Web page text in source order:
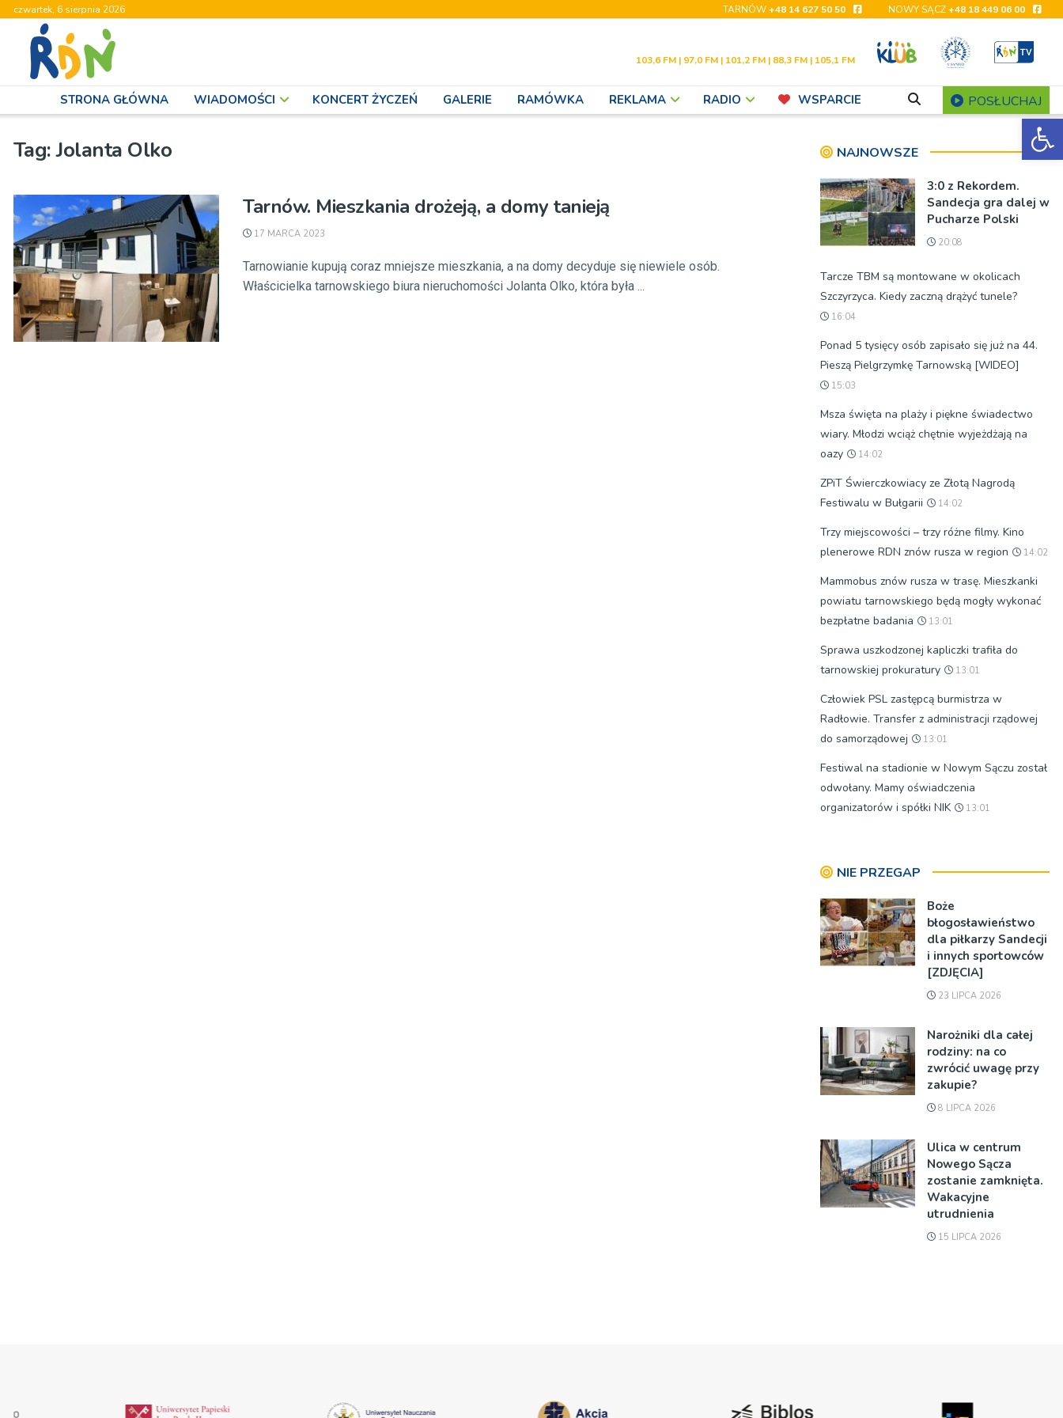
czwartek, 6 sierpnia 2026 TARNÓW+48 14 627 50 50 NOWY SĄCZ+48 18 449 06 00
103,6 FM | 97,0 FM | 101,2 FM | 88,3 FM | 105,1 FM
STRONA GŁÓWNA WIADOMOŚCI KONCERT ŻYCZEŃ GALERIE RAMÓWKA REKLAMA RADIO WSPARCIE POSŁUCHAJ
Tag:Jolanta Olko
Tarnów. Mieszkania drożeją, a domy tanieją
17 MARCA 2023
Tarnowianie kupują coraz mniejsze mieszkania, a na domy decyduje się niewiele osób.
Właścicielka tarnowskiego biura nieruchomości Jolanta Olko, która była ...
NAJNOWSZE
3:0 z Rekordem.
Sandecja gra dalej w
Pucharze Polski
20:08
Tarcze TBM są montowane w okolicach
Szczyrzyca. Kiedy zaczną drążyć tunele?
16:04
Ponad 5 tysięcy osób zapisało się już na 44.
Pieszą Pielgrzymkę Tarnowską [WIDEO]
15:03
Msza święta na plaży i piękne świadectwo
wiary. Młodzi wciąż chętnie wyjeżdżają na
oazy
14:02
ZPiT Świerczkowiacy ze Złotą Nagrodą
Festiwalu w Bułgarii
14:02
Trzy miejscowości – trzy różne filmy. Kino
plenerowe RDN znów rusza w region
14:02
Mammobus znów rusza w trasę. Mieszkanki
powiatu tarnowskiego będą mogły wykonać
bezpłatne badania
13:01
Sprawa uszkodzonej kapliczki trafiła do
tarnowskiej prokuratury
13:01
Człowiek PSL zastępcą burmistrza w
Radłowie. Transfer z administracji rządowej
do samorządowej
13:01
Festiwal na stadionie w Nowym Sączu został
odwołany. Mamy oświadczenia
organizatorów i spółki NIK
13:01
NIE PRZEGAP
Boże
błogosławieństwo
dla piłkarzy Sandecji
i innych sportowców
[ZDJĘCIA]
23 LIPCA 2026
Narożniki dla całej
rodziny: na co
zwrócić uwagę przy
zakupie?
8 LIPCA 2026
Ulica w centrum
Nowego Sącza
zostanie zamknięta.
Wakacyjne
utrudnienia
15 LIPCA 2026